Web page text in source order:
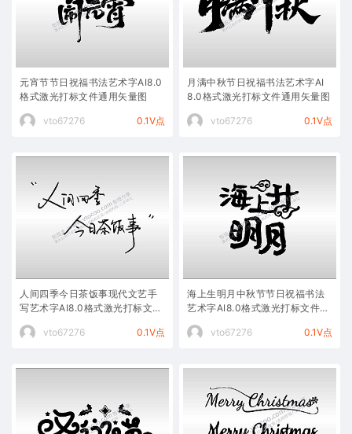
元宵节节日祝福书法艺术字AI8.0
格式激光打标文件通用矢量图
vto67276 0.1V点
月满中秋节日祝福书法艺术字AI
8.0格式激光打标文件通用矢量图
vto67276 0.1V点
人间四季今日茶饭事现代文艺手
写艺术字AI8.0格式激光打标文件
通用矢量图
vto67276
0.1V点
海上生明月中秋节节日祝福书法
艺术字AI8.0格式激光打标文件通
用矢量图
vto67276
0.1V点